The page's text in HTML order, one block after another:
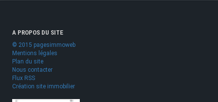
A PROPOS DU SITE
© 2015 pagesimmoweb
Mentions légales
Plan du site
Nous contacter
Flux RSS
Création site immobilier